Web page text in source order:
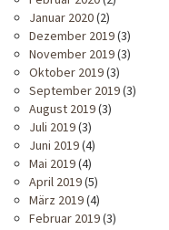
Januar 2020(2)
Dezember 2019(3)
November 2019(3)
Oktober 2019(3)
September 2019(3)
August 2019(3)
Juli 2019(3)
Juni 2019(4)
Mai 2019(4)
April 2019(5)
März 2019(4)
Februar 2019(3)